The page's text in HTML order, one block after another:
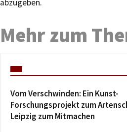
abzugeben.
Mehr zum
Vom Verschwinden: Ein Kunst-
Forschungsprojekt zum
Leipzig zum Mitmachen